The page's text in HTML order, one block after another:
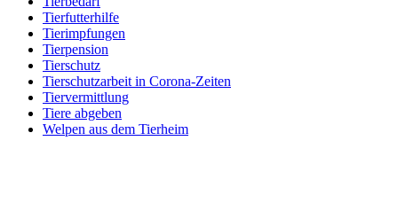
Tierfutterhilfe
Tierimpfungen
Tierpension
Tierschutz
Tierschutzarbeit in Corona-Zeiten
Tiervermittlung
Tiere abgeben
Welpen aus dem Tierheim